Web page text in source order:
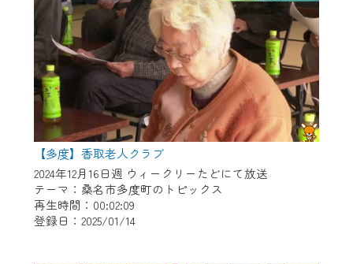
【多度】香取老人クラブ
2024年12月16日週 ウィークリーたどにて放送
テーマ：桑名市多度町のトピックス
再生時間：00:02:09
登録日：2025/01/14